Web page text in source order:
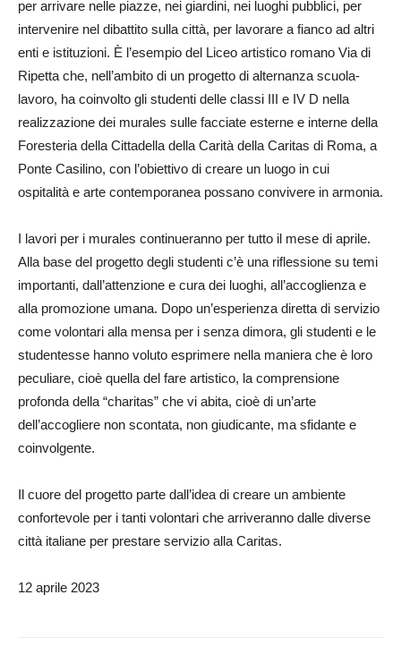
per arrivare nelle piazze, nei giardini, nei luoghi pubblici, per
intervenire nel dibattito sulla città, per lavorare a fianco ad altri
enti e istituzioni. È l’esempio del Liceo artistico romano Via di
Ripetta che, nell’ambito di un progetto di alternanza scuola-
lavoro, ha coinvolto gli studenti delle classi III e IV D nella
realizzazione dei murales sulle facciate esterne e interne della
Foresteria della Cittadella della Carità della Caritas di Roma, a
Ponte Casilino, con l’obiettivo di creare un luogo in cui
ospitalità e arte contemporanea possano convivere in armonia.
I lavori per i murales continueranno per tutto il mese di aprile.
Alla base del progetto degli studenti c’è una riflessione su temi
importanti, dall’attenzione e cura dei luoghi, all’accoglienza e
alla promozione umana. Dopo un’esperienza diretta di servizio
come volontari alla mensa per i senza dimora, gli studenti e le
studentesse hanno voluto esprimere nella maniera che è loro
peculiare, cioè quella del fare artistico, la comprensione
profonda della “charitas” che vi abita, cioè di un’arte
dell’accogliere non scontata, non giudicante, ma sfidante e
coinvolgente.
Il cuore del progetto parte dall’idea di creare un ambiente
confortevole per i tanti volontari che arriveranno dalle diverse
città italiane per prestare servizio alla Caritas.
12 aprile 2023